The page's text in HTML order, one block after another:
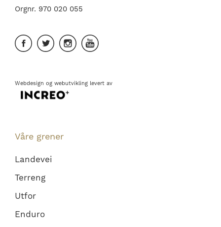
Orgnr. 970 020 055
Webdesign og webutvikling levert av
Våre grener
Landevei
Terreng
Utfor
Enduro